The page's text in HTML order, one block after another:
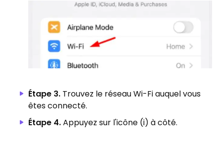
Étape 3. Trouvez le réseau Wi-Fi auquel vous
êtes connecté.
Étape 4.Appuyez sur l'icône (i) à côté.